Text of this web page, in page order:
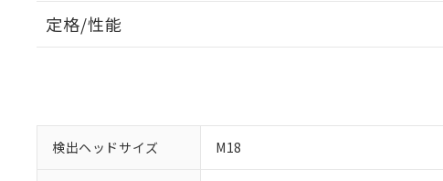
定格/性能
検出ヘッドサイズ M18